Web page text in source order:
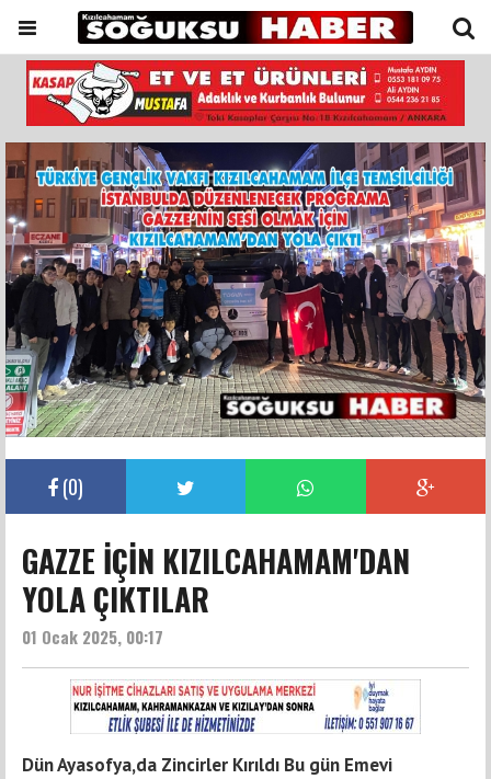
(0)
GAZZE İÇİN KIZILCAHAMAM'DAN
YOLA ÇIKTILAR
01 Ocak 2025, 00:17
Dün Ayasofya,da Zincirler Kırıldı Bu gün Emevi